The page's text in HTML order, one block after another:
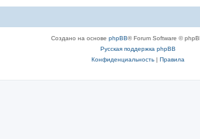
Создано на основе phpBB® Forum Software ©
Русская поддержка phpBB
Конфиденциальность| Правила